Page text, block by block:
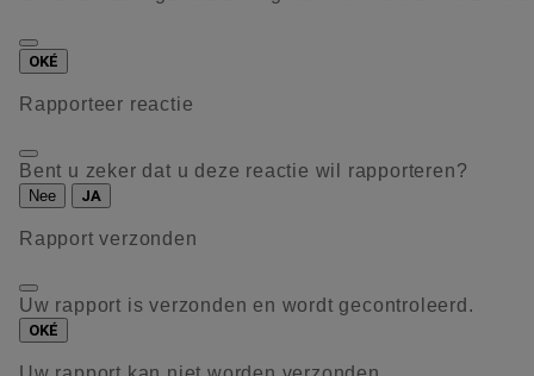
OKÉ
Rapporteer reactie
Bent u zeker dat u deze reactie wil rapporteren?
Nee JA
Rapport verzonden
Uw rapport is verzonden en wordt gecontroleerd.
OKÉ